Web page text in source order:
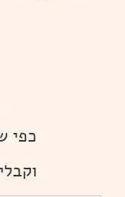
כפי